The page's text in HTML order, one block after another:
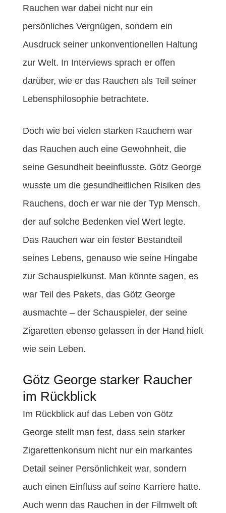
Rauchen war dabei nicht nur ein
persönliches Vergnügen, sondern ein
Ausdruck seiner unkonventionellen Haltung
zur Welt. In Interviews sprach er offen
darüber, wie er das Rauchen als Teil seiner
Lebensphilosophie betrachtete.
Doch wie bei vielen starken Rauchern war
das Rauchen auch eine Gewohnheit, die
seine Gesundheit beeinflusste. Götz George
wusste um die gesundheitlichen Risiken des
Rauchens, doch er war nie der Typ Mensch,
der auf solche Bedenken viel Wert legte.
Das Rauchen war ein fester Bestandteil
seines Lebens, genauso wie seine Hingabe
zur Schauspielkunst. Man könnte sagen, es
war Teil des Pakets, das Götz George
ausmachte – der Schauspieler, der seine
Zigaretten ebenso gelassen in der Hand hielt
wie sein Leben.
Götz George starker Raucher
im Rückblick
Im Rückblick auf das Leben von Götz
George stellt man fest, dass sein starker
Zigarettenkonsum nicht nur ein markantes
Detail seiner Persönlichkeit war, sondern
auch einen Einfluss auf seine Karriere hatte.
Auch wenn das Rauchen in der Filmwelt oft